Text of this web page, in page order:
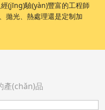
(jīng)驗(yàn)豐富的工程師
拋光、熱處理還是定制加
產(chǎn)品